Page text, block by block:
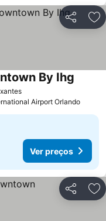
Partilhar
Ver preços
By Ihg
Airport Orlando
Ver preços
Partilhar